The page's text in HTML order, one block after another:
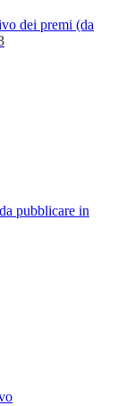
dei premi (da
pubblicare in